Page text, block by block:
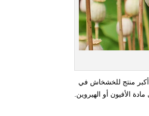
2013 تقريرا حول دولة أفغانستان، أكبر منتج للخشخاش في
الأفيون أو الهيروين.